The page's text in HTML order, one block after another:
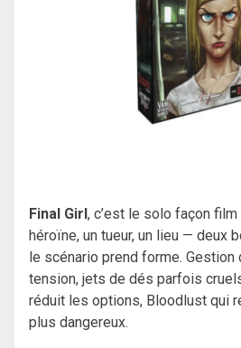
Final Girl, c’est le solo façon film
héroïne, un tueur, un lieu — deux
le scénario prend forme. Gestion
tension, jets de dés parfois
réduit les options, Bloodlust qui
plus dangereux.